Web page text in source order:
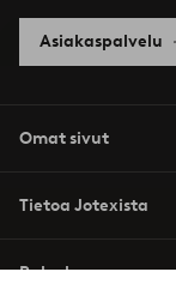
Asiakaspalvelu
Omat sivut
Tietoa Jotexista
Palvelumme